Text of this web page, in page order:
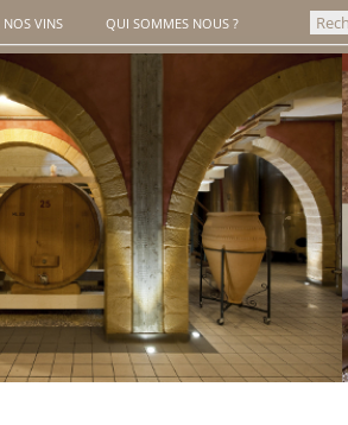
NOS VINS QUI SOMMES NOUS ?